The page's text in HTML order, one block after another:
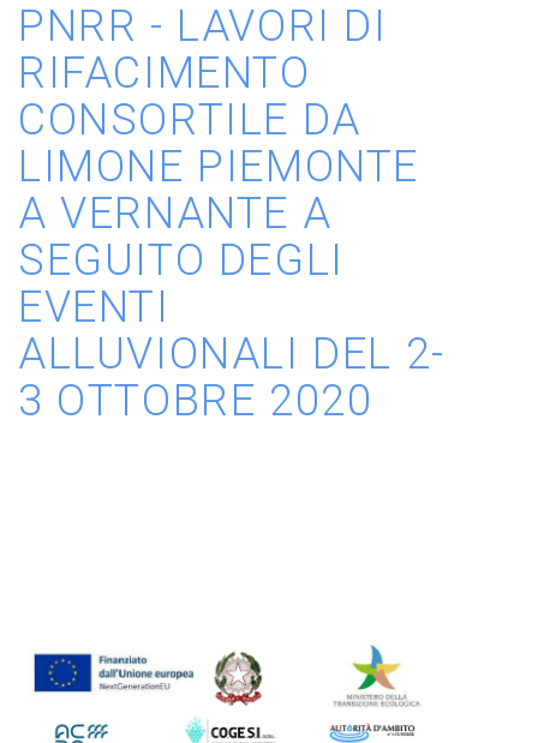
PNRR - LAVORI DI
RIFACIMENTO
CONSORTILE DA
LIMONE PIEMONTE
A VERNANTE A
SEGUITO DEGLI
EVENTI
ALLUVIONALI DEL 2-
3 OTTOBRE 2020